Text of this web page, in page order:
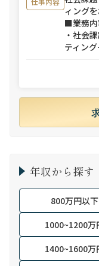
ィング
■業務
・社会
ティング
年収から探す
800万円以下
1000~1200万
1400~1600万